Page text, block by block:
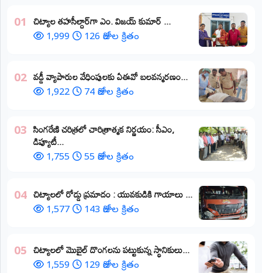
01 ​చిట్యాల తహసీల్దార్‌గా ఎం. విజయ్ కుమార్ ...
1,999 126 రోజుల క్రితం
02 వడ్డీ వ్యాపారుల వేధింపులకు ఏఈవో బలవన్మరణం...
1,922 74 రోజుల క్రితం
03 ​సింగరేణి చరిత్రలో చారిత్రాత్మక నిర్ణయం: సీఎం,
డిప్యూటీ...
1,755 55 రోజుల క్రితం
04 చిట్యాలలో రోడ్డు ప్రమాదం : యువకుడికి గాయాలు ​...
1,577 143 రోజుల క్రితం
05 చిట్యాలలో మొబైల్ దొంగలను పట్టుకున్న స్థానికులు...
1,559 129 రోజుల క్రితం